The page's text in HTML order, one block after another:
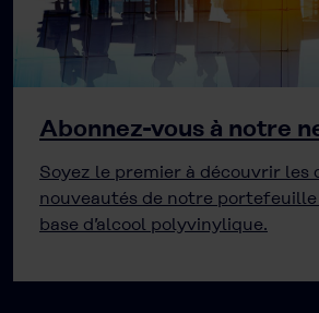
Abonnez-vous à notre
Soyez le premier à découvrir les
nouveautés de notre
base d’alcool polyvinylique.